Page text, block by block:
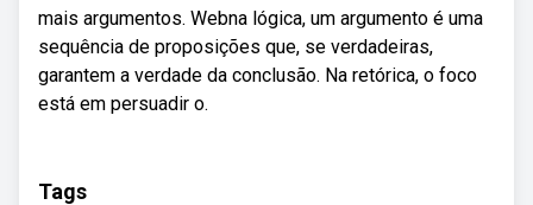
mais argumentos. Webna lógica, um argumento é uma
sequência de proposições que, se verdadeiras,
garantem a verdade da conclusão. Na retórica, o foco
está em persuadir o.
Tags